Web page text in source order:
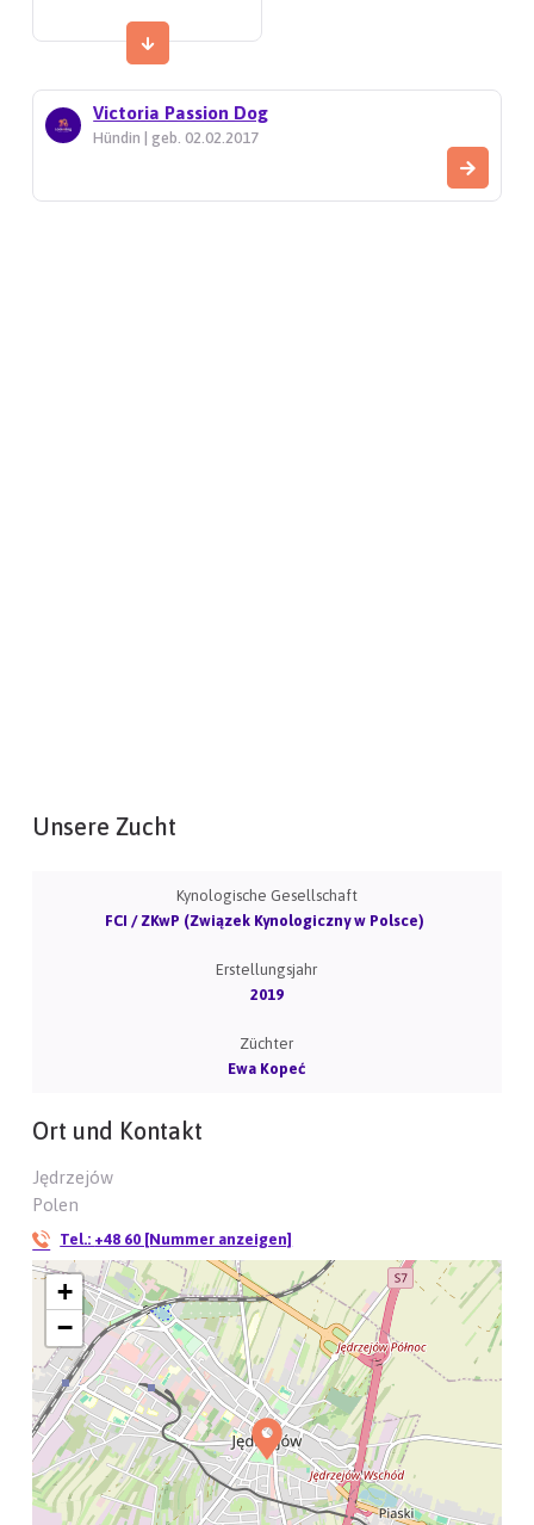
Victoria Passion Dog
Hündin | geb. 02.02.2017
Unsere Zucht
Kynologische Gesellschaft
FCI / ZKwP (Związek Kynologiczny w Polsce)
Erstellungsjahr
2019
Züchter
Ewa Kopeć
Ort und Kontakt
Jędrzejów
Polen
Tel.: +48 60 [Nummer anzeigen]
+
−